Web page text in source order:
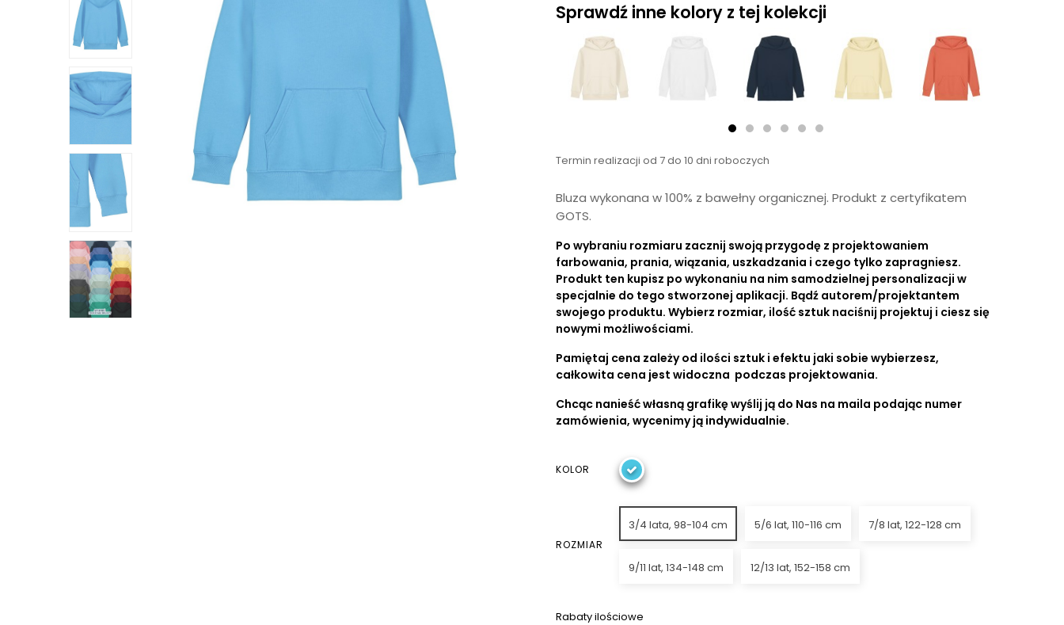
Sprawdź inne kolory z tej kolekcji
Termin realizacji od 7 do 10 dni roboczych
Bluza wykonana w 100% z bawełny organicznej. Produkt z certyfikatem
GOTS.
Po wybraniu rozmiaru zacznij swoją przygodę z projektowaniem
farbowania, prania, wiązania, uszkadzania i czego tylko zapragniesz.
Produkt ten kupisz po wykonaniu na nim samodzielnej personalizacji w
specjalnie do tego stworzonej aplikacji. Bądź autorem/projektantem
swojego produktu. Wybierz rozmiar, ilość sztuk naciśnij projektuj i ciesz się
nowymi możliwościami.
Pamiętaj cena zależy od ilości sztuk i efektu jaki sobie wybierzesz,
całkowita cena jest widoczna podczas projektowania.
Chcąc nanieść własną grafikę wyślij ją do Nas na maila podając numer
zamówienia, wycenimy ją indywidualnie.
KOLOR
ROZMIAR
3/4 lata, 98-104 cm 5/6 lat, 110-116 cm 7/8 lat, 122-128 cm
9/11 lat, 134-148 cm 12/13 lat, 152-158 cm
Rabaty ilościowe